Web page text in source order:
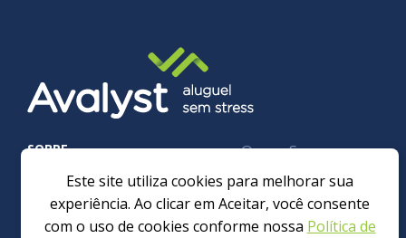
SOBRE
Quem Somos
FAQ
Blog
Este site utiliza cookies para melhorar sua
experiência. Ao clicar em Aceitar, você consente
com o uso de cookies conforme nossa Política de